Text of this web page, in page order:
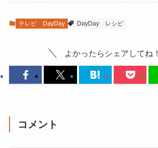
テレビ DayDay DayDay レシピ
よかったらシェアしてね！
コメント